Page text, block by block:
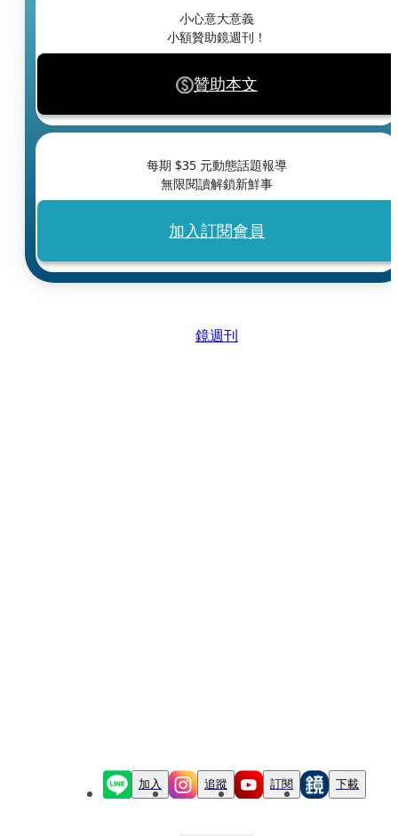
小心意大意義
小額贊助鏡週刊！
贊助本文
每期 $35 元動態話題報導
無限閱讀解鎖新鮮事
加入訂閱會員
鏡週刊
加入 追蹤 訂閱 下載